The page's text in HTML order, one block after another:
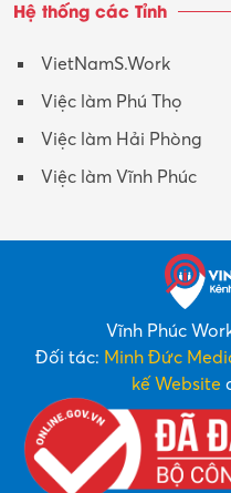
Hệ thống các Tỉnh
VietNamS.Work
Việc làm Phú Thọ
Việc làm Hải Phòng
Việc làm Vĩnh Phúc
Vĩnh Phúc
Đối tác: Minh Đức
kế Website